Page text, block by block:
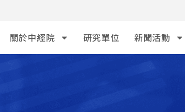
關於中經院 研究單位 新聞活動